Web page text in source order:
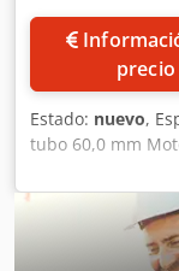
Información de
precio
Estado: nuevo,
tubo 60,0 mm
Máquina
12 - 16 - 22 - 27 -
2,0 mm Dkedpfx